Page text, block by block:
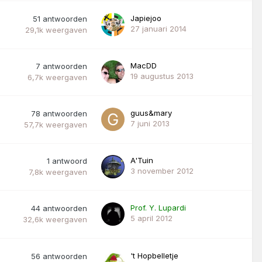
51 antwoorden
29,1k weergaven
Japiejoo
27 januari 2014
7 antwoorden
6,7k weergaven
MacDD
19 augustus 2013
78 antwoorden
57,7k weergaven
guus&mary
7 juni 2013
1 antwoord
7,8k weergaven
A'Tuin
3 november 2012
44 antwoorden
32,6k weergaven
Prof. Y. Lupardi
5 april 2012
56 antwoorden
't Hopbelletje